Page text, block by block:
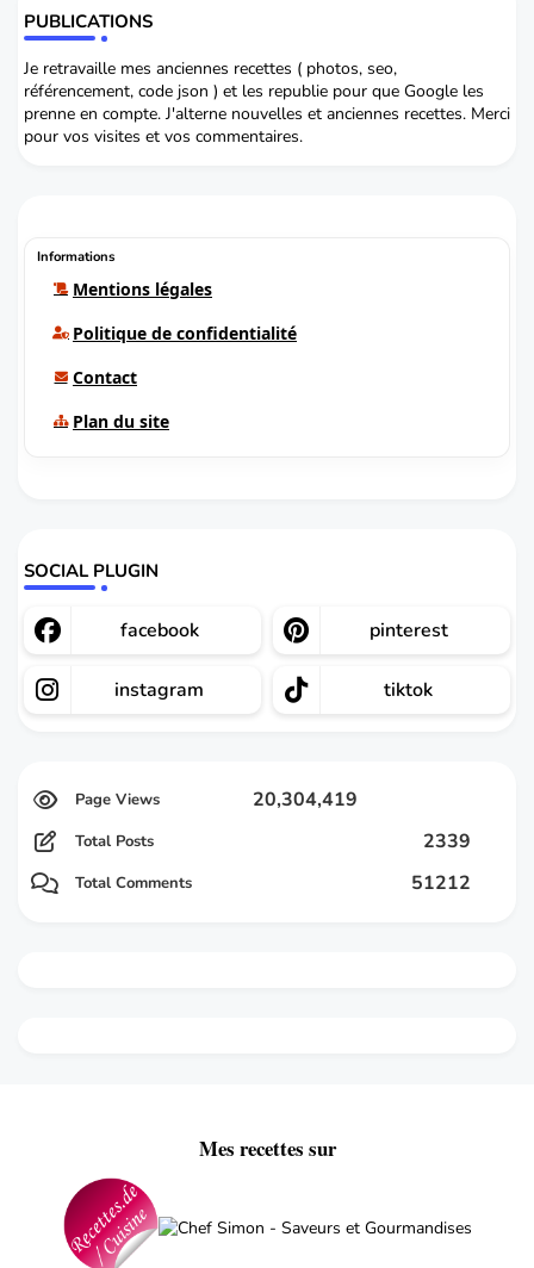
PUBLICATIONS
Je retravaille mes anciennes recettes ( photos, seo,
référencement, code json ) et les republie pour que Google les
prenne en compte. J'alterne nouvelles et anciennes recettes. Merci
pour vos visites et vos commentaires.
Informations
Mentions légales
Politique de confidentialité
Contact
Plan du site
SOCIAL PLUGIN
facebook pinterest
instagram tiktok
20,304,419
Total Posts 2339
Total Comments 51212
Mes recettes sur